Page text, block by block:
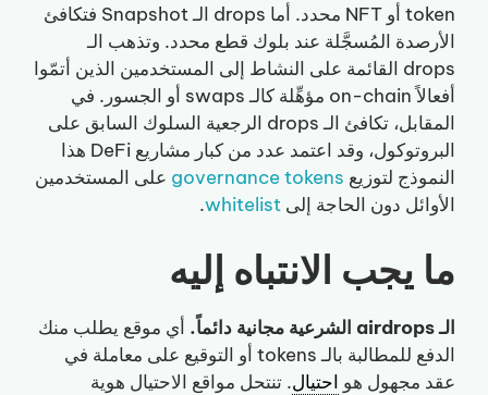
token أو NFT محدد. أما drops الـ Snapshot فتكافئ
الأرصدة المُسجَّلة عند بلوك قطع محدد. وتذهب الـ
drops القائمة على النشاط إلى المستخدمين الذين أتمّوا
أفعالاً on-chain مؤهِّلة كالـ swaps أو الجسور. في
المقابل، تكافئ الـ drops الرجعية السلوك السابق على
البروتوكول، وقد اعتمد عدد من كبار مشاريع DeFi هذا
النموذج لتوزيع governance tokens على المستخدمين
الأوائل دون الحاجة إلى whitelist
.
ما يجب الانتباه إليه
الـ airdrops الشرعية مجانية دائماً.
أي موقع يطلب منك
الدفع للمطالبة بالـ tokens أو التوقيع على معاملة في
عقد مجهول هو احتيال. تنتحل مواقع الاحتيال هوية